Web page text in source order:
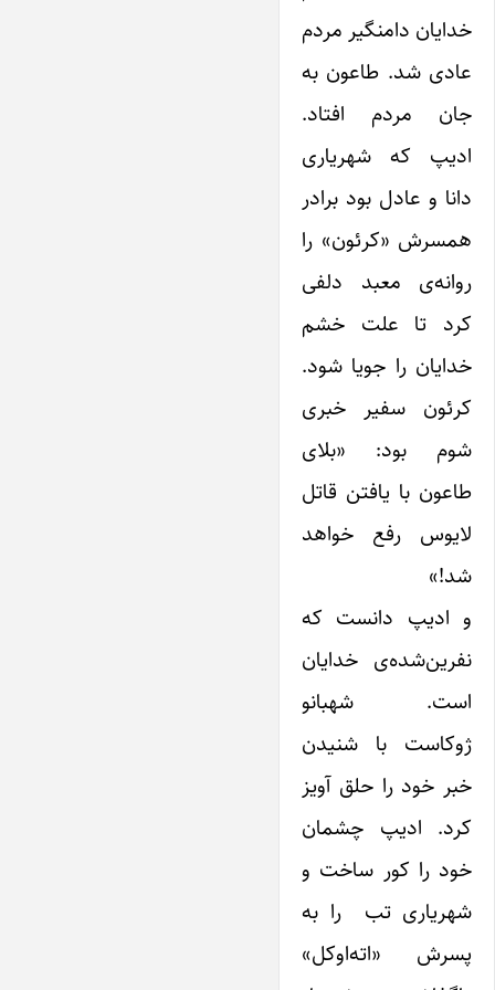
خدایان دامنگیر مردم
عادی شد. طاعون به
جان مردم افتاد.
ادیپ که شهریاری
دانا و عادل بود برادر
همسرش «کرئون» را
روانه‌ی معبد دلفی
کرد تا علت خشم
خدایان را جویا شود.
کرئون سفیر خبری
شوم بود: «بلای
طاعون با یافتن قاتل
لایوس رفع خواهد
شد!»
و ادیپ دانست که
نفرین‌شده‌ی خدایان
است. شهبانو
ژوکاست با شنیدن
خبر خود را حلق آویز
کرد. ادیپ چشمان
خود را کور ساخت و
شهریاری تب را به
پسرش «اته‌اوکل»